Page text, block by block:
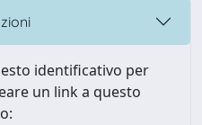
identificativo per
un link a questo